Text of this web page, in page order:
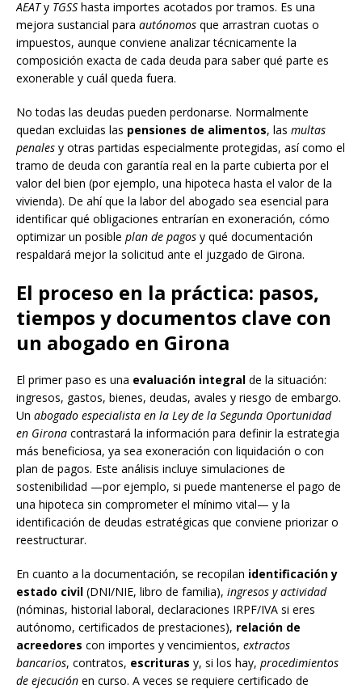
AEATy TGSS hasta importes acotados por tramos. Es una
mejora sustancial para autónomos que arrastran cuotas o
impuestos, aunque conviene analizar técnicamente la
composición exacta de cada deuda para saber qué parte es
exonerable y cuál queda fuera.
No todas las deudas pueden perdonarse. Normalmente
quedan excluidas las pensiones de alimentos, las multas
penales y otras partidas especialmente protegidas, así como el
tramo de deuda con garantía real en la parte cubierta por el
valor del bien (por ejemplo, una hipoteca hasta el valor de la
vivienda). De ahí que la labor del abogado sea esencial para
identificar qué obligaciones entrarían en exoneración, cómo
optimizar un posible plan de pagos y qué documentación
respaldará mejor la solicitud ante el juzgado de Girona.
El proceso en la práctica: pasos,
tiempos y documentos clave con
un abogado en Girona
El primer paso es una evaluación integral de la situación:
ingresos, gastos, bienes, deudas, avales y riesgo de embargo.
Un abogado especialista en la Ley de la Segunda Oportunidad
en Girona contrastará la información para definir la estrategia
más beneficiosa, ya sea exoneración con liquidación o con
plan de pagos. Este análisis incluye simulaciones de
sostenibilidad —por ejemplo, si puede mantenerse el pago de
una hipoteca sin comprometer el mínimo vital— y la
identificación de deudas estratégicas que conviene priorizar o
reestructurar.
En cuanto a la documentación, se recopilan identificación y
estado civil (DNI/NIE, libro de familia), ingresos y actividad
(nóminas, historial laboral, declaraciones IRPF/IVA si eres
autónomo, certificados de prestaciones), relación de
acreedores con importes y vencimientos, extractos
bancarios, contratos, escrituras y, si los hay, procedimientos
de ejecución en curso. A veces se requiere certificado de